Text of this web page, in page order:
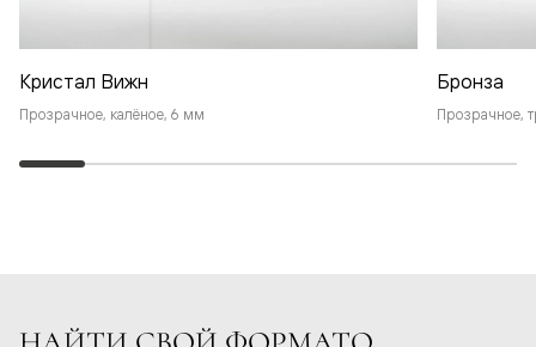
Кристал Вижн
Прозрачное, калёное, 6 мм
Бронза
Прозрачное,